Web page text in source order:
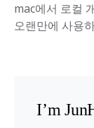
mac에서 로컬
오랜만에 사용
I’m